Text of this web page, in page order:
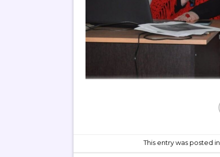
This entry was posted in